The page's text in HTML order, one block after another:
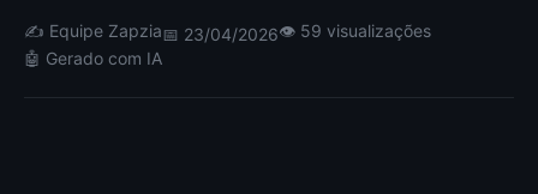
✍️ Equipe Zapzia📅 23/04/2026👁 59 visualizações
🤖 Gerado com IA